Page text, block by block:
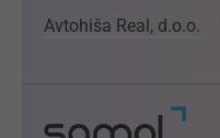
Avtohiša Real, d.o.o.